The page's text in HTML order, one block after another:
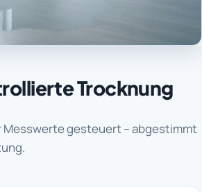
Trocknung
Messwerte gesteuert – abgestimmt